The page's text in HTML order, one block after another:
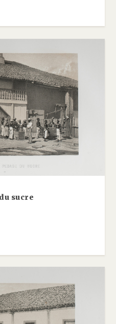
sucre